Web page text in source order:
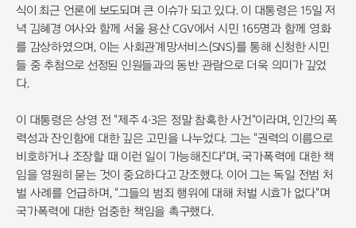
식이 최근 언론에 보도되며 큰 이슈가 되고 있다. 이 대통령은 15일 저
녁 김혜경 여사와 함께 서울 용산 CGV에서 시민 165명과 함께 영화
를 감상하였으며, 이는 사회관계망서비스(SNS)를 통해 신청한 시민
들 중 추첨으로 선정된 인원들과의 동반 관람으로 더욱 의미가 깊었
다.
이 대통령은 상영 전 "제주 4·3은 정말 참혹한 사건"이라며, 인간의 폭
력성과 잔인함에 대한 깊은 고민을 나누었다. 그는 "권력의 이름으로
비호하거나 조장할 때 이런 일이 가능해진다"며, 국가폭력에 대한 책
임을 영원히 묻는 것이 중요하다고 강조했다. 이어 그는 독일 전범 처
벌 사례를 언급하며, "그들의 범죄 행위에 대해 처벌 시효가 없다"며
국가폭력에 대한 엄중한 책임을 촉구했다.